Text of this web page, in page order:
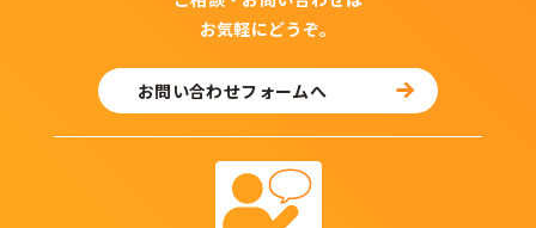
お気軽にどうぞ。
お問い合わせフォームへ